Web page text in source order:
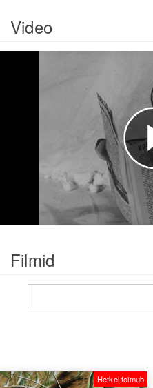
Video
Filmid
Hetkel toimub